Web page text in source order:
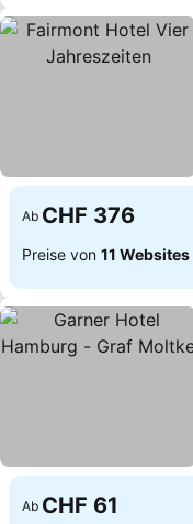
Ab CHF 376
Preise von 11 Websites
Ab CHF 61